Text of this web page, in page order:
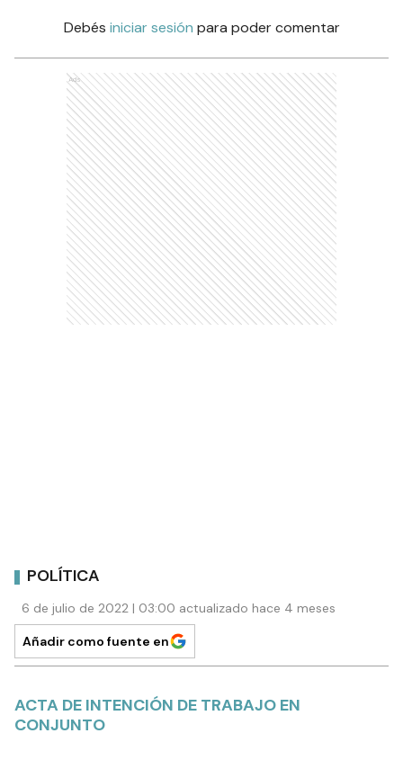
Debés iniciar sesión para poder comentar
Ads
POLÍTICA
6 de julio de 2022 | 03:00 actualizado hace 4 meses
Añadir como fuente en
ACTA DE INTENCIÓN DE TRABAJO EN
CONJUNTO